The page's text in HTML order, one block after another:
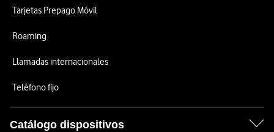
Tarjetas Prepago Móvil
Roaming
Llamadas internacionales
Teléfono fijo
Catálogo dispositivos